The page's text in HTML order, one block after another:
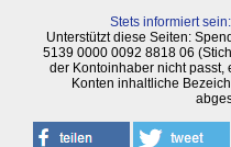
Stets informiert
Unterstützt diese Seiten:
5139 0000 0092 8818 06
der Kontoinhaber nicht
Konten inhaltliche